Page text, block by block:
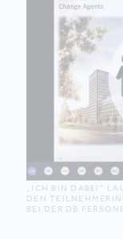
„ICH BIN DABEI“
DEN
BEI DER DB